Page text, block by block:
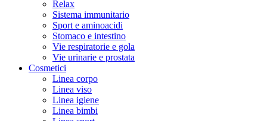
Relax
Sistema immunitario
Sport e aminoacidi
Stomaco e intestino
Vie respiratorie e gola
Vie urinarie e prostata
Cosmetici
Linea corpo
Linea viso
Linea igiene
Linea bimbi